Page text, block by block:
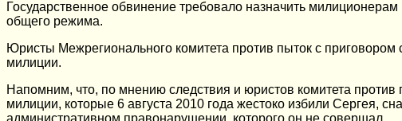
Государственное обвинение требовало назначить
общего режима.
Юристы Межрегионального комитета против пыток с приговором
милиции.
Напомним, что, по мнению следствия и юристов комитета
милиции, которые 6 августа 2010 года жестоко избили Сергея,
административном правонарушении, которого он не совершал.